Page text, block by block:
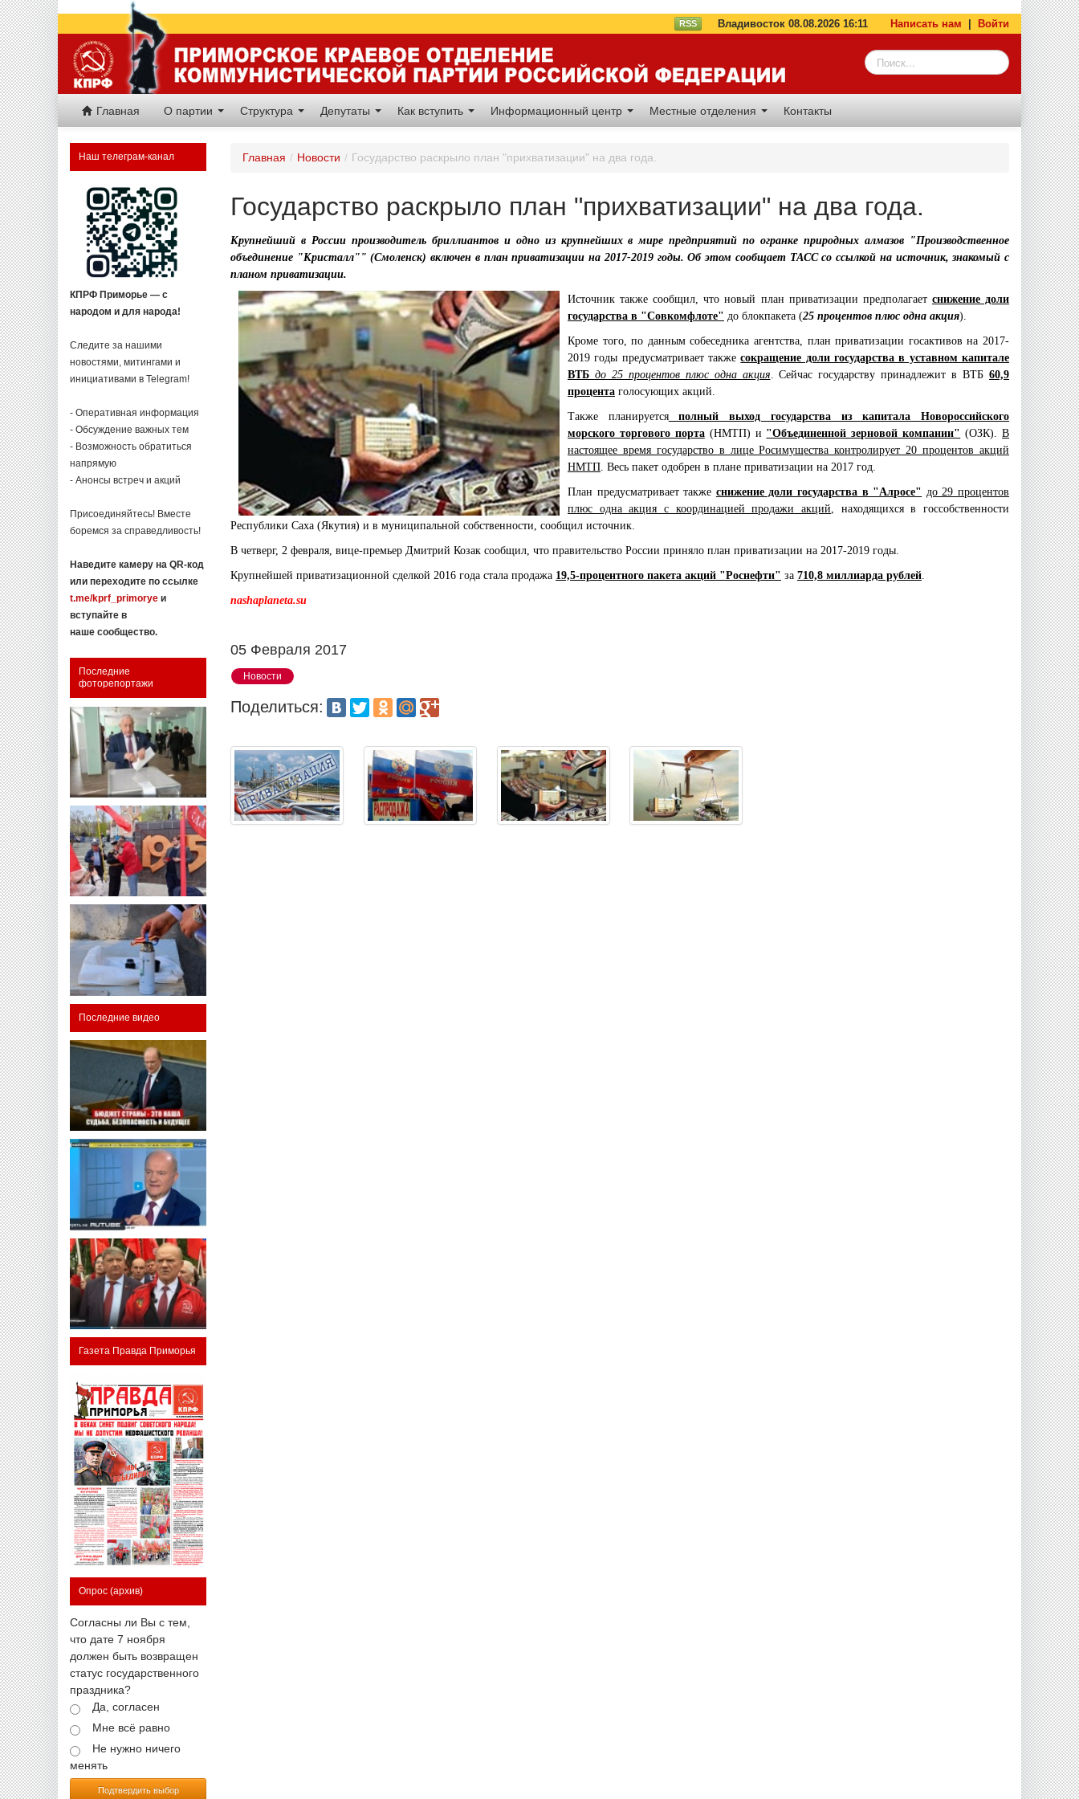
RSS Владивосток 08.08.2026 16:11 Написать нам Войти
Главная О партии Структура Депутаты Как вступить Информационный центр Местные отделения Контакты
Наш телеграм-канал
КПРФ Приморье — с
народом и для народа!
Следите за нашими
новостями, митингами и
инициативами в Telegram!
- Оперативная информация
- Обсуждение важных тем
- Возможность обратиться
напрямую
- Анонсы встреч и акций
Присоединяйтесь! Вместе
боремся за справедливость!
Наведите камеру на QR-код
или переходите по ссылке
t.me/kprf_primorye и
вступайте в
наше сообщество.
Последние
фоторепортажи
Последние видео
Газета Правда Приморья
Опрос (архив)
Согласны ли Вы с тем,
что дате 7 ноября
должен быть возвращен
статус государственного
праздника?
Да, согласен
Мне всё равно
Не нужно ничего
менять
Подтвердить выбор
Главная / Новости / Государство раскрыло план "прихватизации" на два года.
Государство раскрыло план "прихватизации" на два года.
Крупнейший в России производитель бриллиантов и одно из крупнейших в мире предприятий по огранке природных алмазов "Производственное
объединение "Кристалл"" (Смоленск) включен в план приватизации на 2017-2019 годы. Об этом сообщает ТАССсо ссылкой на источник, знакомый с
планом приватизации.
Источник также сообщил, что новый план приватизации предполагает снижение доли
государства в "Совкомфлоте" до блокпакета (25 процентов плюс одна акция).
Кроме того, по данным собеседника агентства, план приватизации госактивов на 2017-
2019 годы предусматривает такжесокращение доли государства в уставном капитале
ВТБ до 25 процентов плюс одна акция . Сейчас государству принадлежит в ВТБ60,9
процента голосующих акций.
Также планируетсяполный выход государства из капитала Новороссийского
морского торгового порта(НМТП) и "Объединенной зерновой компании" (ОЗК).В
настоящее время государство в лице Росимущества контролирует 20 процентов акций
НМТП . Весь пакет одобрен в плане приватизации на 2017 год.
План предусматривает также снижение доли государства в "Алросе" до 29 процентов
плюс одна акция с координацией продажи акций , находящихся в госсобственности
Республики Саха (Якутия) и в муниципальной собственности, сообщил источник.
В четверг, 2 февраля, вице-премьер Дмитрий Козак сообщил , что правительство России приняло план приватизации на 2017-2019 годы.
Крупнейшей приватизационной сделкой 2016 года стала продажа 19,5-процентного пакета акций "Роснефти" за 710,8 миллиарда рублей
nashaplaneta.su
05 Февраля 2017
Новости
Поделиться: